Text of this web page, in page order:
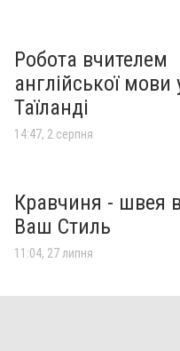
Робота вчителем
англійської мови
Таїланді
14:47, 2 серпня
Кравчиня - швея
Ваш Стиль
11:04, 27 липня